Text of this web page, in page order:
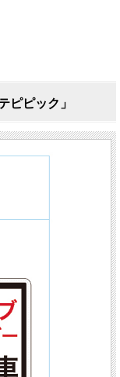
ピピック」